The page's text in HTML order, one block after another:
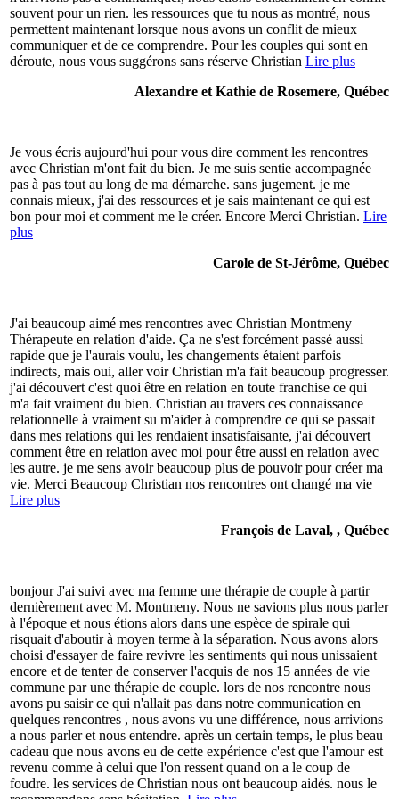
souvent pour un rien. les ressources que tu nous as montré, nous
permettent maintenant lorsque nous avons un conflit de mieux
communiquer et de ce comprendre. Pour les couples qui sont en
déroute, nous vous suggérons sans réserve Christian Lire plus
Alexandre et Kathie de Rosemere, Québec
Je vous écris aujourd'hui pour vous dire comment les rencontres
avec Christian m'ont fait du bien. Je me suis sentie accompagnée
pas à pas tout au long de ma démarche. sans jugement. je me
connais mieux, j'ai des ressources et je sais maintenant ce qui est
bon pour moi et comment me le créer. Encore Merci Christian. Lire
plus
Carole de St-Jérôme, Québec
J'ai beaucoup aimé mes rencontres avec Christian Montmeny
Thérapeute en relation d'aide. Ça ne s'est forcément passé aussi
rapide que je l'aurais voulu, les changements étaient parfois
indirects, mais oui, aller voir Christian m'a fait beaucoup progresser.
j'ai découvert c'est quoi être en relation en toute franchise ce qui
m'a fait vraiment du bien. Christian au travers ces connaissance
relationnelle à vraiment su m'aider à comprendre ce qui se passait
dans mes relations qui les rendaient insatisfaisante, j'ai découvert
comment être en relation avec moi pour être aussi en relation avec
les autre. je me sens avoir beaucoup plus de pouvoir pour créer ma
vie. Merci Beaucoup Christian nos rencontres ont changé ma vie
Lire plus
François de Laval, , Québec
bonjour J'ai suivi avec ma femme une thérapie de couple à partir
dernièrement avec M. Montmeny. Nous ne savions plus nous parler
à l'époque et nous étions alors dans une espèce de spirale qui
risquait d'aboutir à moyen terme à la séparation. Nous avons alors
choisi d'essayer de faire revivre les sentiments qui nous unissaient
encore et de tenter de conserver l'acquis de nos 15 années de vie
commune par une thérapie de couple. lors de nos rencontre nous
avons pu saisir ce qui n'allait pas dans notre communication en
quelques rencontres , nous avons vu une différence, nous arrivions
a nous parler et nous entendre. après un certain temps, le plus beau
cadeau que nous avons eu de cette expérience c'est que l'amour est
revenu comme à celui que l'on ressent quand on a le coup de
foudre. les services de Christian nous ont beaucoup aidés. nous le